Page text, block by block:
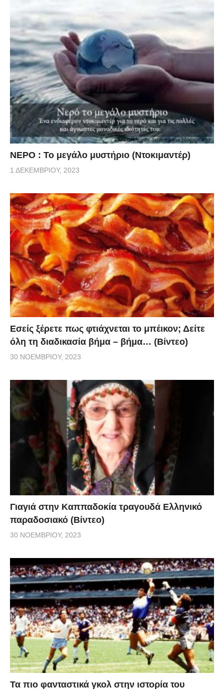
ΝΕΡΟ : Το μεγάλο μυστήριο (Ντοκιμαντέρ)
1 ΔΕΚΕΜΒΡΊΟΥ, 2023
Εσείς ξέρετε πως φτιάχνεται το μπέικον; Δείτε
όλη τη διαδικασία βήμα – βήμα… (Βίντεο)
30 ΝΟΕΜΒΡΊΟΥ, 2023
Γιαγιά στην Καππαδοκία τραγουδά Ελληνικό
παραδοσιακό (Βίντεο)
30 ΝΟΕΜΒΡΊΟΥ, 2023
Τα πιο φανταστικά γκολ στην ιστορία του